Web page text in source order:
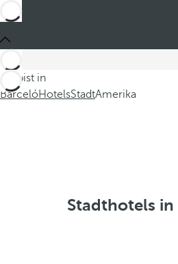
Du bist in
BarcelóHotelsStadtAmerika
Stadthotels in